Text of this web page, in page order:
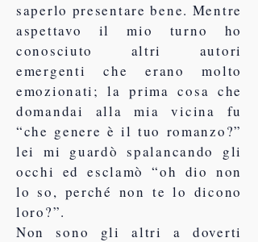
saperlo presentare bene. Mentre
aspettavo il mio turno ho
conosciuto altri autori
emergenti che erano molto
emozionati; la prima cosa che
domandai alla mia vicina fu
“che genere è il tuo romanzo?”
lei mi guardò spalancando gli
occhi ed esclamò “oh dio non
lo so, perché non te lo dicono
loro?”.
Non sono gli altri a doverti